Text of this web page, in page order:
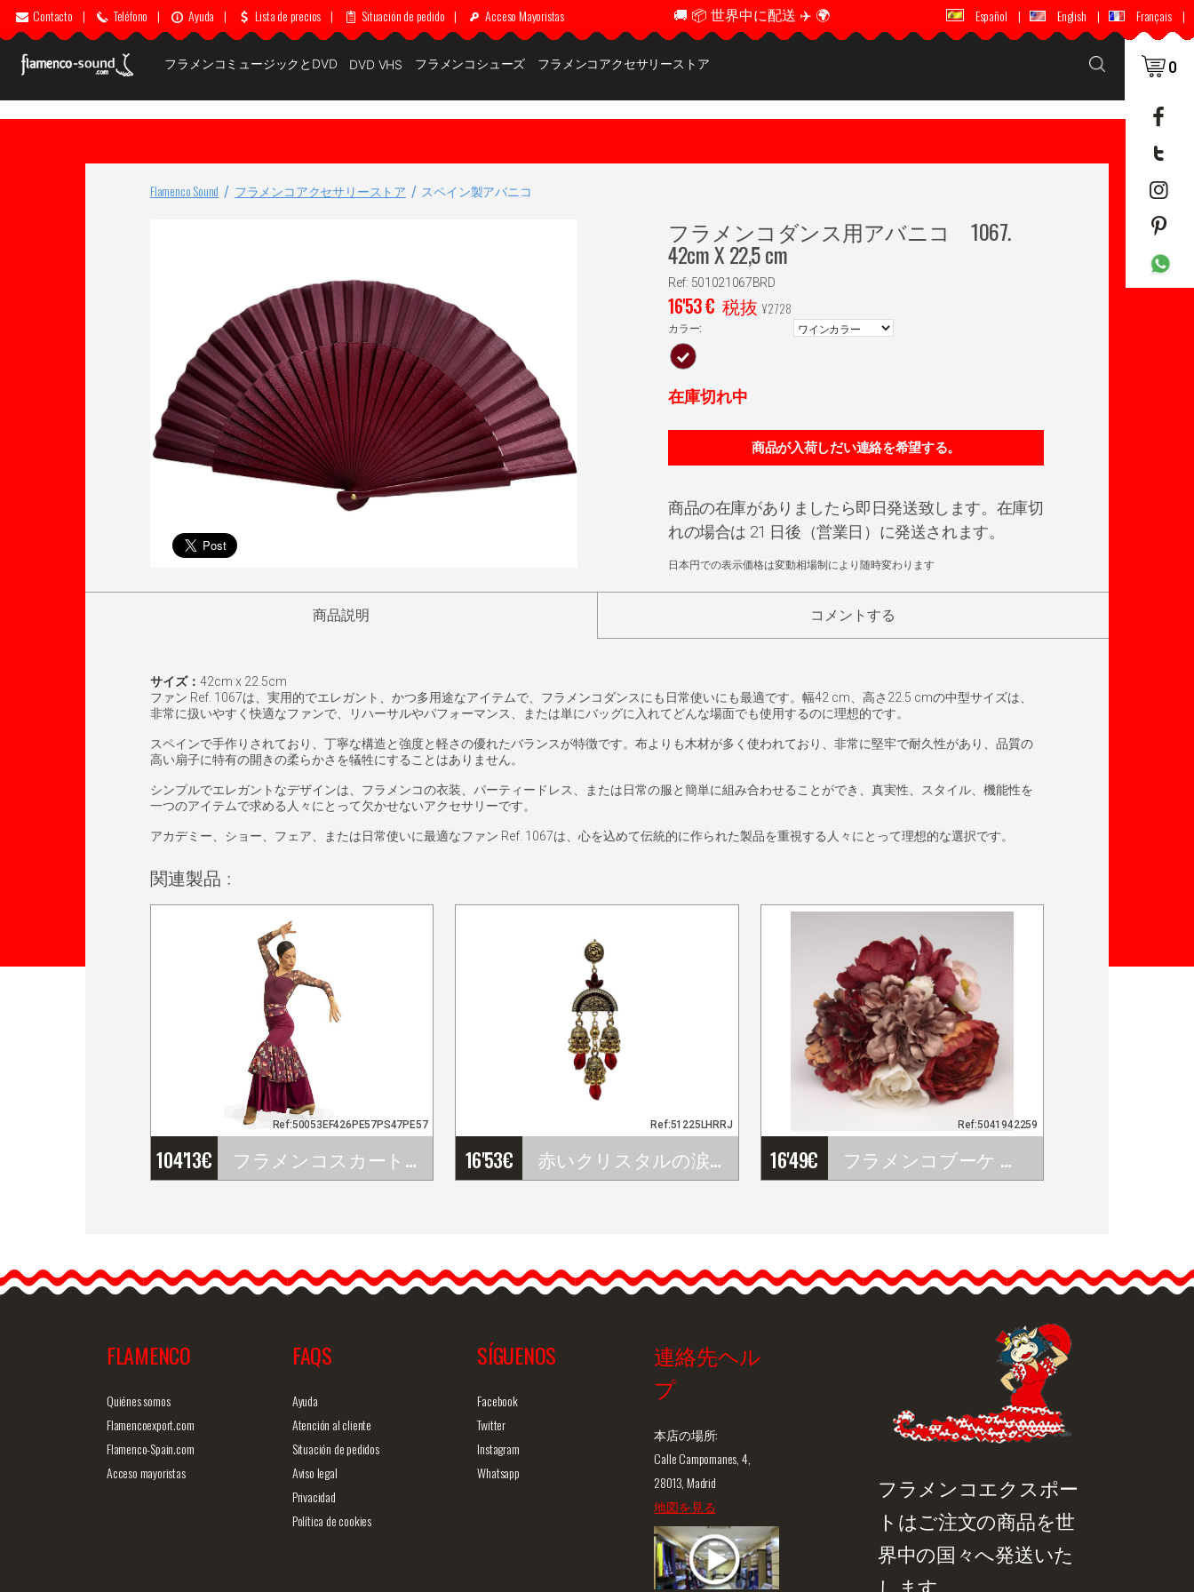
Contacto | Teléfono | Ayuda | Lista de precios | Situación de pedido | Acceso Mayoristas 🚚 📦 世界中に配送 ✈️ 🌍 🚚 📦 世界中に配送 ✈️ 🌍
Español | English | Français |
フラメンコミュージックとDVD DVD VHS フラメンコシューズ フラメンコアクセサリーストア 0
Flamenco Sound フラメンコアクセサリーストア スペイン製アバニコ
フラメンコダンス用アバニコ 1067.
42cm X 22,5 cm
Ref: 501021067BRD
16'53€ 税抜 ¥2728
カラー:
在庫切れ中
商品の在庫がありましたら即日発送致します。在庫切
れの場合は 21 日後（営業日）に発送されます。
日本円での表示価格は変動相場制により随時変わります
商品説明 コメントする
サイズ： 42cm x 22.5cm
ファン Ref. 1067は、実用的でエレガント、かつ多用途なアイテムで、フラメンコダンスにも日常使いにも最適です。幅42 cm、高さ22.5 cmの中型サイズは、
非常に扱いやすく快適なファンで、リハーサルやパフォーマンス、または単にバッグに入れてどんな場面でも使用するのに理想的です。
スペインで手作りされており、丁寧な構造と強度と軽さの優れたバランスが特徴です。布よりも木材が多く使われており、非常に堅牢で耐久性があり、品質の
高い扇子に特有の開きの柔らかさを犠牲にすることはありません。
シンプルでエレガントなデザインは、フラメンコの衣装、パーティードレス、または日常の服と簡単に組み合わせることができ、真実性、スタイル、機能性を
一つのアイテムで求める人々にとって欠かせないアクセサリーです。
アカデミー、ショー、フェア、または日常使いに最適なファン Ref. 1067は、心を込めて伝統的に作られた製品を重視する人々にとって理想的な選択です。
関連製品 :
104'13€ フラメンコスカート 商品番号 EF426PE57PS47PE57
Ref:50053EF426PE57PS47PE57
16'53€ 赤いクリスタルの涙が付いた手作りのゴールドフラメンコイヤリング
Ref:51225LHRRJ
クイックビュー
16'49€ フラメンコブーケ アースカラー Ref. 42259
Ref:5041942259
アースカラーのフラワー
ブーケです。フラメンコ
なエレガントなブーケで
クイックビュー
FLAMENCO
Quiénes somos
Flamencoexport.com
Flamenco-Spain.com
Acceso mayoristas
FAQS
Ayuda
Atención al cliente
Situación de pedidos
Aviso legal
Privacidad
Política de cookies
SÍGUENOS
Facebook
Twitter
Instagram
Whatsapp
連絡先ヘル
プ
本店の場所:
Calle Campomanes, 4,
28013, Madrid
地図を見る
フラメンコエクスポー
トはご注文の商品を世
界中の国々へ発送いた
します